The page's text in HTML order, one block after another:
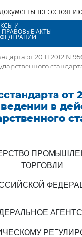
по
И
АКТЫ
от 20.11.2012 N
от
в
ТОРГОВЛИ